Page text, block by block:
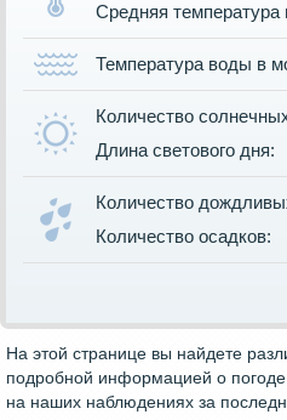
Средняя температура
Температура воды в
Количество
Длина светового дня:
Количество
Количество осадков:
На этой странице вы найдете
подробной информацией о
на наших наблюдениях за